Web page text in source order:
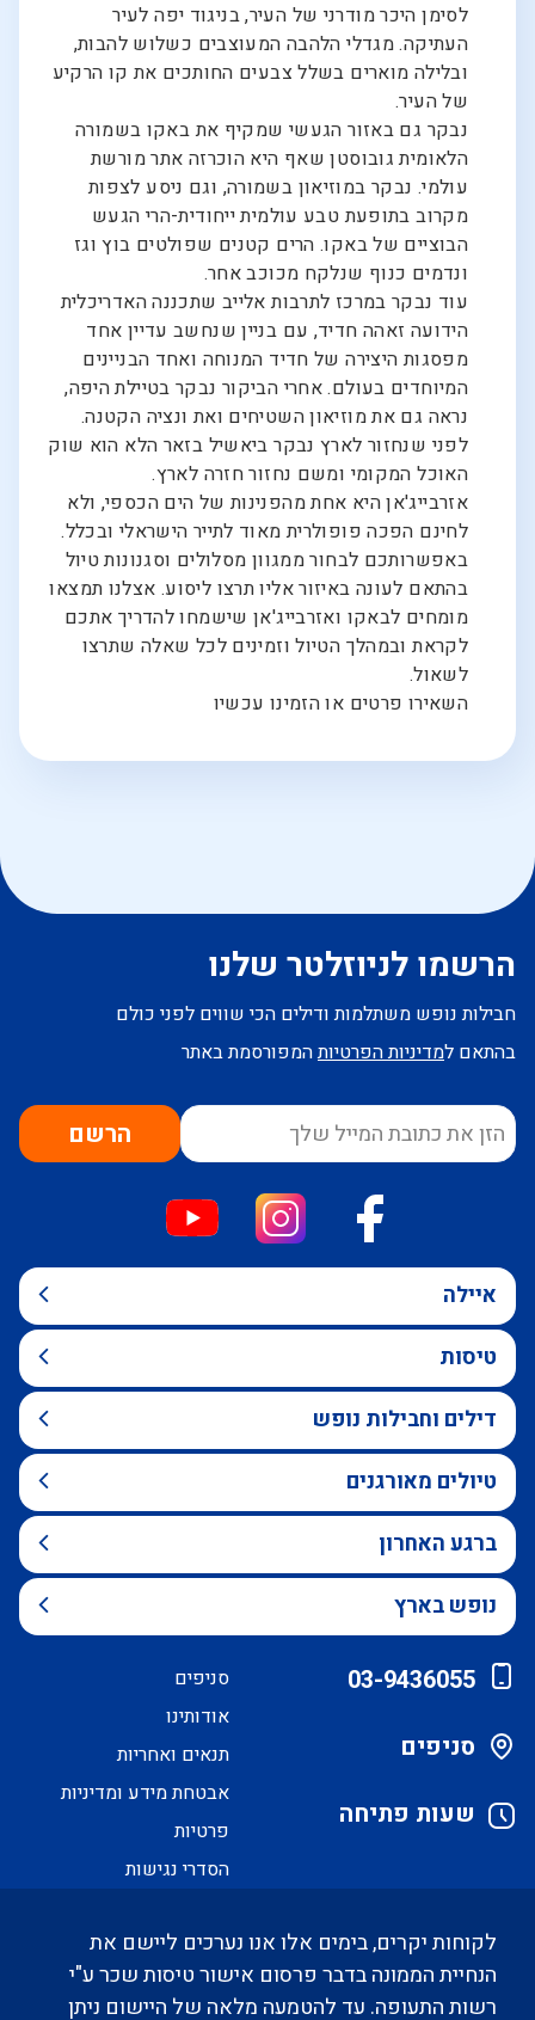
לסימן היכר מודרני של העיר, בניגוד יפה לעיר
העתיקה. מגדלי הלהבה המעוצבים כשלוש להבות,
ובלילה מוארים בשלל צבעים החותכים את קו הרקיע
של העיר.
נבקר גם באזור הגעשי שמקיף את באקו בשמורה
הלאומית גובוסטן שאף היא הוכרזה אתר מורשת
עולמי. נבקר במוזיאון בשמורה, וגם ניסע לצפות
מקרוב בתופעת טבע עולמית ייחודית-הרי הגעש
הבוציים של באקו. הרים קטנים שפולטים בוץ וגז
ונדמים כנוף שנלקח מכוכב אחר.
עוד נבקר במרכז לתרבות אלייב שתכננה האדריכלית
הידועה זאהה חדיד, עם בניין שנחשב עדיין אחד
מפסגות היצירה של חדיד המנוחה ואחד הבניינים
המיוחדים בעולם. אחרי הביקור נבקר בטיילת היפה,
נראה גם את מוזיאון השטיחים ואת ונציה הקטנה.
לפני שנחזור לארץ נבקר ביאשיל בזאר הלא הוא שוק
האוכל המקומי ומשם נחזור חזרה לארץ.
אזרבייג'אן היא אחת מהפנינות של הים הכספי, ולא
לחינם הפכה פופולרית מאוד לתייר הישראלי ובכלל.
באפשרותכם לבחור ממגוון מסלולים וסגנונות טיול
בהתאם לעונה באיזור אליו תרצו ליסוע. אצלנו תמצאו
מומחים לבאקו ואזרבייג'אן שישמחו להדריך אתכם
לקראת ובמהלך הטיול וזמינים לכל שאלה שתרצו
לשאול.
השאירו פרטים או הזמינו עכשיו
הרשמו לניוזלטר שלנו
חבילות נופש משתלמות ודילים הכי שווים לפני כולם
בהתאם למדיניות הפרטיותהמפורסמת באתר
הרשם
איילה
טיסות
דילים וחבילות נופש
טיולים מאורגנים
ברגע האחרון
נופש בארץ
03-9436055
סניפים
שעות פתיחה
סניפים
אודותינו
תנאים ואחריות
אבטחת מידע ומדיניות
פרטיות
הסדרי נגישות
לקוחות יקרים, בימים אלו אנו נערכים ליישם את
הנחיית הממונה בדבר פרסום אישור טיסות שכר ע"י
רשות התעופה. עד להטמעה מלאה של היישום ניתן